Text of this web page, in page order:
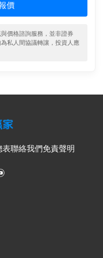
價
價格諮詢服務，並非證券
私人間協議轉讓，投資人應
表聯絡我們免責聲明